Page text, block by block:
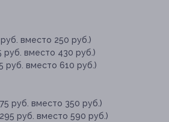
вместо 250 руб.)
руб. вместо 430 руб.)
руб. вместо 610 руб.)
руб. вместо 350 руб.)
руб. вместо 590 руб.)